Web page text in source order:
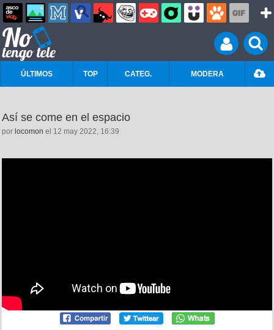
ÚLTIMOS TOP CATEG. MODERA
Así se come en el espacio
por locomon el 12 may 2022, 16:39